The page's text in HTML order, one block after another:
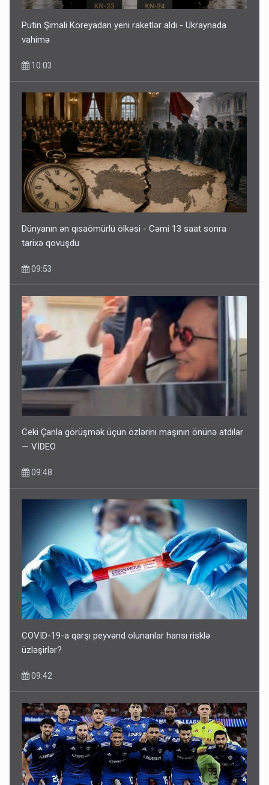
Putin Şimali Koreyadan yeni raketlər aldı - Ukraynada
vahimə
10:03
Dünyanın ən qısaömürlü ölkəsi - Cəmi 13 saat sonra
tarixə qovuşdu
09:53
Ceki Çanla görüşmək üçün özlərini maşının önünə atdılar
— VİDEO
09:48
COVID-19-a qarşı peyvənd olunanlar hansı risklə
üzləşirlər?
09:42